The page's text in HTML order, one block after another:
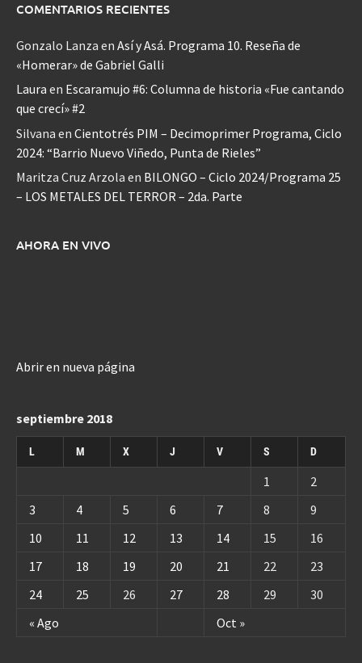
COMENTARIOS RECIENTES
Gonzalo Lanza en Así y Asá. Programa 10. Reseña de
«Homerar» de Gabriel Galli
Laura en Escaramujo #6: Columna de historia «Fue cantando
que crecí» #2
Silvana en Cientotrés PIM – Decimoprimer Programa, Ciclo
2024: “Barrio Nuevo Viñedo, Punta de Rieles”
Maritza Cruz Arzola en BILONGO – Ciclo 2024/Programa 25
– LOS METALES DEL TERROR – 2da. Parte
AHORA EN VIVO
Abrir en nueva página
septiembre 2018
L M X J V S D
« Ago Oct »
1
2
3
4 5 6 7 8
9
10
11 12 13 14 15
16
17
18 19 20 21 22
23
24
25 26 27 28 29 30